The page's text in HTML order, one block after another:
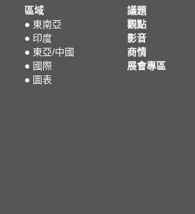
區域
● 東南亞
● 印度
● 東亞/中國
● 國際
● 圖表
議題
觀點
影音
商情
展會專區